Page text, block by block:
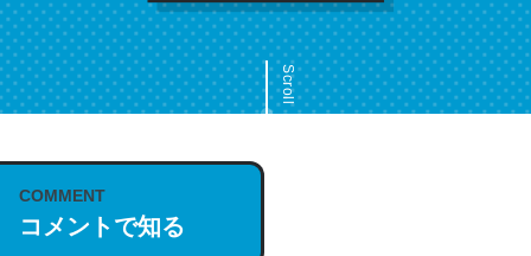
Scroll
COMMENT
コメントで知る
これは名文。彼はとてもクレバーなんだろうなと凄く思
う。英語少しでも読める人は原文もお勧め。自分はこの流